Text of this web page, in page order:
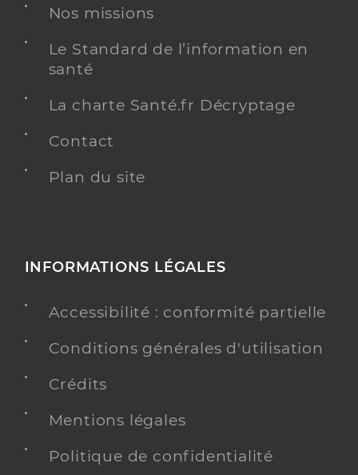
Nos missions
Le Standard de l’information en
santé
La charte Santé.fr Décryptage
Contact
Plan du site
INFORMATIONS LÉGALES
Accessibilité : conformité partielle
Conditions générales d'utilisation
Crédits
Mentions légales
Politique de confidentialité